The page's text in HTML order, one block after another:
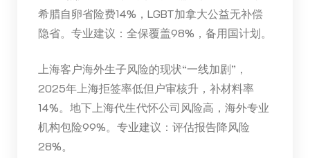
希腊自卵省险费14%，LGBT加拿大公益无补偿
隐省。专业建议：全保覆盖98%，备用国计划。
上海客户海外生子风险的现状“一线加剧”，
2025年上海拒签率低但户审核升，补材料率
14%。地下上海代生代怀公司风险高，海外专业
机构包险99%。专业建议：评估报告降风险
28%。